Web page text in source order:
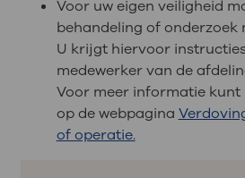
Voor uw eigen veiligheid
behandeling of onderzoek
U krijgt hiervoor
medewerker van de
Voor meer informatie
op de webpagina
of operatie.